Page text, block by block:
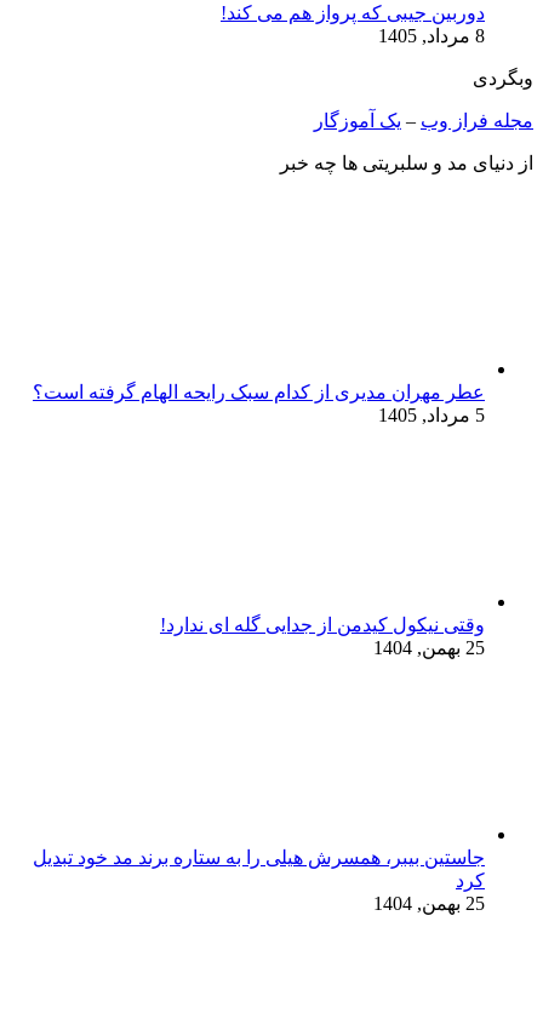
دوربین جیبی که پرواز هم می‌ کند!
8 مرداد, 1405
وبگردی
مجله فراز وب – یک آموزگار
از دنیای مد و سلبریتی ها چه خبر
عطر مهران مدیری از کدام سبک رایحه الهام گرفته است؟
5 مرداد, 1405
وقتی نیکول کیدمن از جدایی گله ای ندارد!
25 بهمن, 1404
جاستین بیبر، همسرش هیلی را به ستاره برند مد خود تبدیل
کرد
25 بهمن, 1404